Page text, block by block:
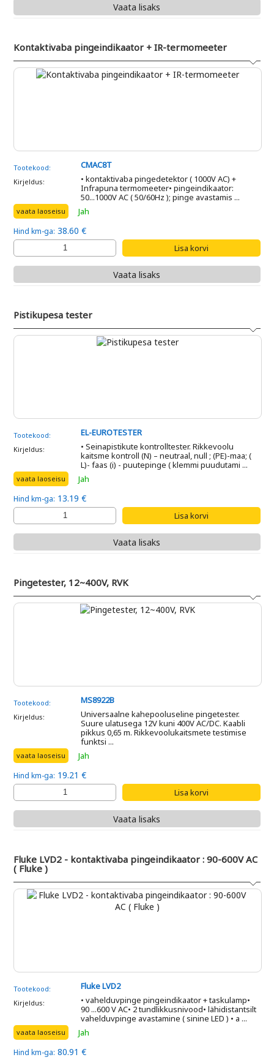
Vaata lisaks
Kontaktivaba pingeindikaator + IR-termomeeter
Tootekood: CMAC8T
Kirjeldus:
• kontaktivaba pingedetektor ( 1000V AC) +
Infrapuna termomeeter• pingeindikaator:
50...1000V AC ( 50/60Hz ); pinge avastamis ...
vaata laoseisu Jah
Hind km-ga: 38.60 €
Vaata lisaks
Pistikupesa tester
Tootekood: EL-EUROTESTER
Kirjeldus:
• Seinapistikute kontrolltester. Rikkevoolu
kaitsme kontroll (N) – neutraal, null ; (PE)-maa; (
L)- faas (i) - puutepinge ( klemmi puudutami ...
vaata laoseisu Jah
Hind km-ga: 13.19 €
Vaata lisaks
Pingetester, 12~400V, RVK
Tootekood: MS8922B
Kirjeldus:
Universaalne kahepooluseline pingetester.
Suure ulatusega 12V kuni 400V AC/DC. Kaabli
pikkus 0,65 m. Rikkevoolukaitsmete testimise
funktsi ...
vaata laoseisu Jah
Hind km-ga: 19.21 €
Vaata lisaks
Fluke LVD2 - kontaktivaba pingeindikaator : 90-600V AC
( Fluke )
Tootekood: Fluke LVD2
Kirjeldus:
• vahelduvpinge pingeindikaator + taskulamp•
90 ...600 V AC• 2 tundlikkusnivood• lähidistantsilt
vahelduvpinge avastamine ( sinine LED ) • a ...
vaata laoseisu Jah
Hind km-ga: 80.91 €